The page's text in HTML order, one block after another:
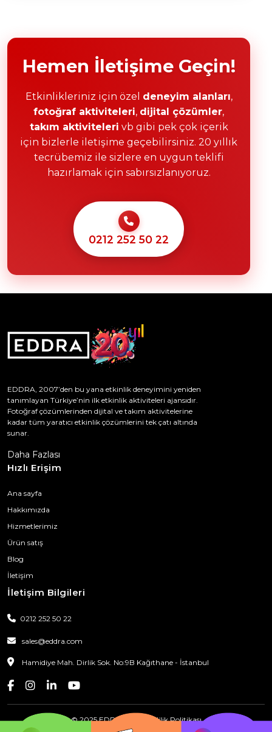
Hemen İletişime Geçin!
Etkinlikleriniz için özel deneyim alanları,
fotoğraf aktiviteleri, dijital çözümler,
takım aktiviteleri vb gibi pek çok içerik
için bizlerle iletişime geçebilirsiniz. 20 yıllık
tecrübemiz ile sizlere en uygun teklifi
hazırlamak için sabırsızlanıyoruz.
0212 252 50 22
EDDRA, 2007’den bu yana etkinlik deneyimini yeniden
tanımlayan Türkiye’nin ilk etkinlik aktiviteleri ajansıdır.
Fotoğraf çözümlerinden dijital ve takım aktivitelerine
kadar tüm yaratıcı etkinlik çözümlerini tek çatı altında
sunar.
Daha Fazlası
Hızlı Erişim
Ana sayfa
Hakkımızda
Hizmetlerimiz
Ürün satış
Blog
İletişim
İletişim Bilgileri
0212 252 50 22
sales@eddra.com
Hamidiye Mah. Dirlik Sok. No:9B Kağıthane - İstanbul
© 2025 EDDRA Gizlilik Politikası